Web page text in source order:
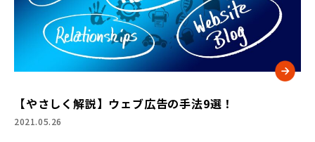
【やさしく解説】ウェブ広告の手法9選！
2021.05.26